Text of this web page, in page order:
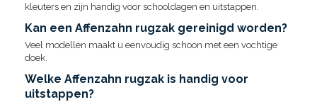
kleuters en zijn handig voor schooldagen en uitstappen.
Kan een Affenzahn rugzak gereinigd worden?
Veel modellen maakt u eenvoudig schoon met een vochtige
doek.
Welke Affenzahn rugzak is handig voor
uitstappen?